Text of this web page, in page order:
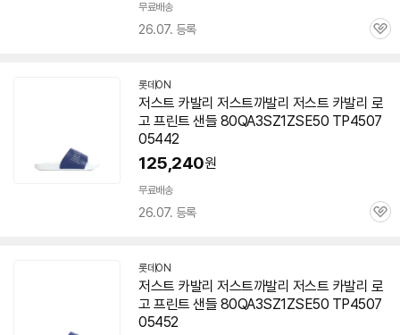
무료배송
26.07. 등록
관
롯데ON
저스트 카발리 저스트까발리 저스트 카발리 로
고 프린트 샌들 80QA3SZ1ZSE50 TP4507
05442
125,240원
무료배송
26.07. 등록
관
롯데ON
저스트 카발리 저스트까발리 저스트 카발리 로
고 프린트 샌들 80QA3SZ1ZSE50 TP4507
05452